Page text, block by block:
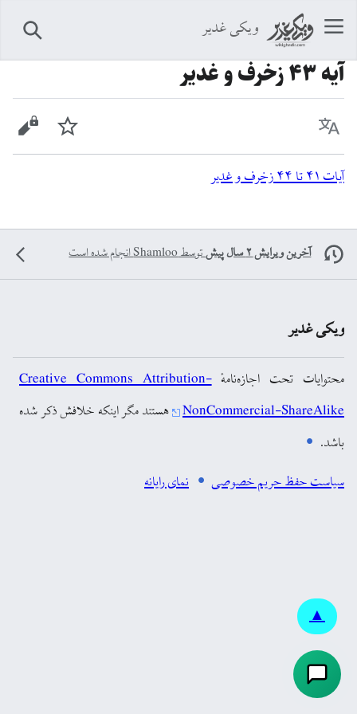
ویکی غدیر
آیه ۴۳ زخرف و غدیر
زبان پیگیری
آیات ۴۱ تا ۴۴ زخرف و غدیر
▲
آخرین ویرایش ۲ سال پیش توسطShamlooانجام شده است
ویکی غدیر
محتوایات تحت اجازه‌نامهٔCreative Commons Attribution-
NonCommercial-ShareAlike هستند مگر اینکه خلافش ذکر شده
باشد.
سیاست حفظ حریم خصوصی
نمای رایانه